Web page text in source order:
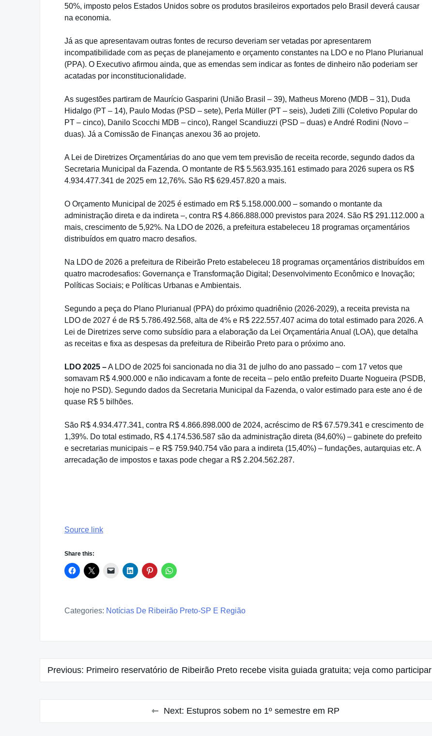
50%, imposto pelos Estados Unidos sobre os produtos brasileiros exportados pelo Brasil deverá causar
na economia.
Já as que apresentavam outras fontes de recurso deveriam ser vetadas por apresentarem
incompatibilidade com as peças de planejamento e orçamento constantes na LDO e no Plano Plurianual
(PPA). O Executivo afirmou ainda, que as emendas sem indicar as fontes de dinheiro não poderiam ser
acatadas por inconstitucionalidade.
As sugestões partiram de Maurício Gasparini (União Brasil – 39), Matheus Moreno (MDB – 31), Duda
Hidalgo (PT – 14), Paulo Modas (PSD – sete), Perla Müller (PT – seis), Judeti Zilli (Coletivo Popular do
PT – cinco), Danilo Scocchi MDB – cinco), Rangel Scandiuzzi (PSD – duas) e André Rodini (Novo –
duas). Já a Comissão de Finanças anexou 36 ao projeto.
A Lei de Diretrizes Orçamentárias do ano que vem tem previsão de receita recorde, segundo dados da
Secretaria Municipal da Fazenda. O montante de R$ 5.563.935.161 estimado para 2026 supera os R$
4.934.477.341 de 2025 em 12,76%. São R$ 629.457.820 a mais.
O Orçamento Municipal de 2025 é estimado em R$ 5.158.000.000 – somando o montante da
administração direta e da indireta –, contra R$ 4.866.888.000 previstos para 2024. São R$ 291.112.000 a
mais, crescimento de 5,92%. Na LDO de 2026, a prefeitura estabeleceu 18 programas orçamentários
distribuídos em quatro macro desafios.
Na LDO de 2026 a prefeitura de Ribeirão Preto estabeleceu 18 programas orçamentários distribuídos em
quatro macrodesafios: Governança e Transformação Digital; Desenvolvimento Econômico e Inovação;
Políticas Sociais; e Políticas Urbanas e Ambientais.
Segundo a peça do Plano Plurianual (PPA) do próximo quadriênio (2026-2029), a receita prevista na
LDO de 2027 é de R$ 5.786.492.568, alta de 4% e R$ 222.557.407 acima do total estimado para 2026. A
Lei de Diretrizes serve como subsídio para a elaboração da Lei Orçamentária Anual (LOA), que detalha
as receitas e fixa as despesas da prefeitura de Ribeirão Preto para o próximo ano.
LDO 2025 –A LDO de 2025 foi sancionada no dia 31 de julho do ano passado – com 17 vetos que
somavam R$ 4.900.000 e não indicavam a fonte de receita – pelo então prefeito Duarte Nogueira (PSDB,
hoje no PSD). Segundo dados da Secretaria Municipal da Fazenda, o valor estimado para este ano é de
quase R$ 5 bilhões.
São R$ 4.934.477.341, contra R$ 4.866.898.000 de 2024, acréscimo de R$ 67.579.341 e crescimento de
1,39%. Do total estimado, R$ 4.174.536.587 são da administração direta (84,60%) – gabinete do prefeito
e secretarias municipais – e R$ 759.940.754 vão para a indireta (15,40%) – fundações, autarquias etc. A
arrecadação de impostos e taxas pode chegar a R$ 2.204.562.287.
Source link
Share this:
Categories: Notícias De Ribeirão Preto-SP E Região
Post
Previous: Primeiro reservatório de Ribeirão Preto recebe visita guiada gratuita; veja como participar
Next: Estupros sobem no 1º semestre em RP